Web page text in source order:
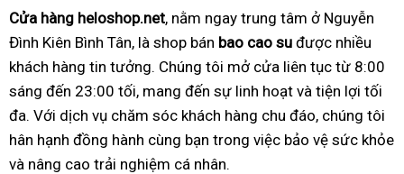
Cửa hàng heloshop.net, nằm ngay trung tâm ở Nguyễn
Đình Kiên Bình Tân, là shop bán bao cao su được nhiều
khách hàng tin tưởng. Chúng tôi mở cửa liên tục từ 8:00
sáng đến 23:00 tối, mang đến sự linh hoạt và tiện lợi tối
đa. Với dịch vụ chăm sóc khách hàng chu đáo, chúng tôi
hân hạnh đồng hành cùng bạn trong việc bảo vệ sức khỏe
và nâng cao trải nghiệm cá nhân.